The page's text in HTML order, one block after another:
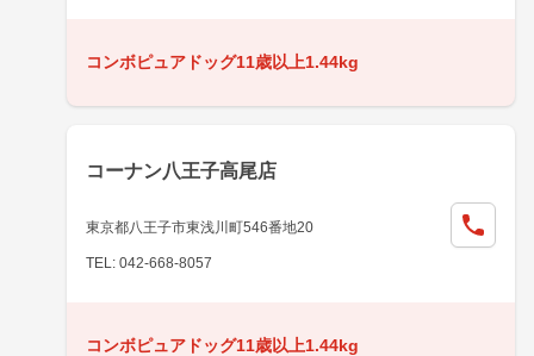
コンボピュアドッグ11歳以上1.44kg
コーナン八王子高尾店
東京都八王子市東浅川町546番地20
TEL: 042-668-8057
コンボピュアドッグ11歳以上1.44kg